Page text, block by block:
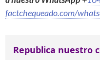
factchequeado.com/
Republica nuestro